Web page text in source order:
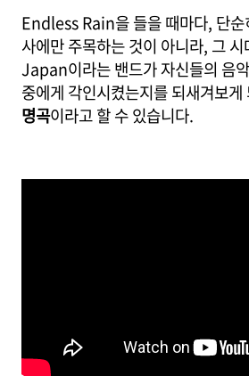
Endless Rain을 들을 때마다, 단순
사에만 주목하는 것이 아니라, 그
Japan이라는 밴드가 자신들의 음
중에게 각인시켰는지를 되새겨보게
명곡이라고 할 수 있습니다.